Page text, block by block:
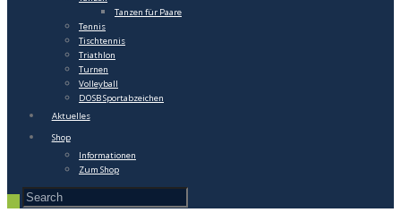
Tanzen für Paare
Tennis
Tischtennis
Triathlon
Turnen
Volleyball
DOSB Sportabzeichen
Aktuelles
Shop
Informationen
Zum Shop